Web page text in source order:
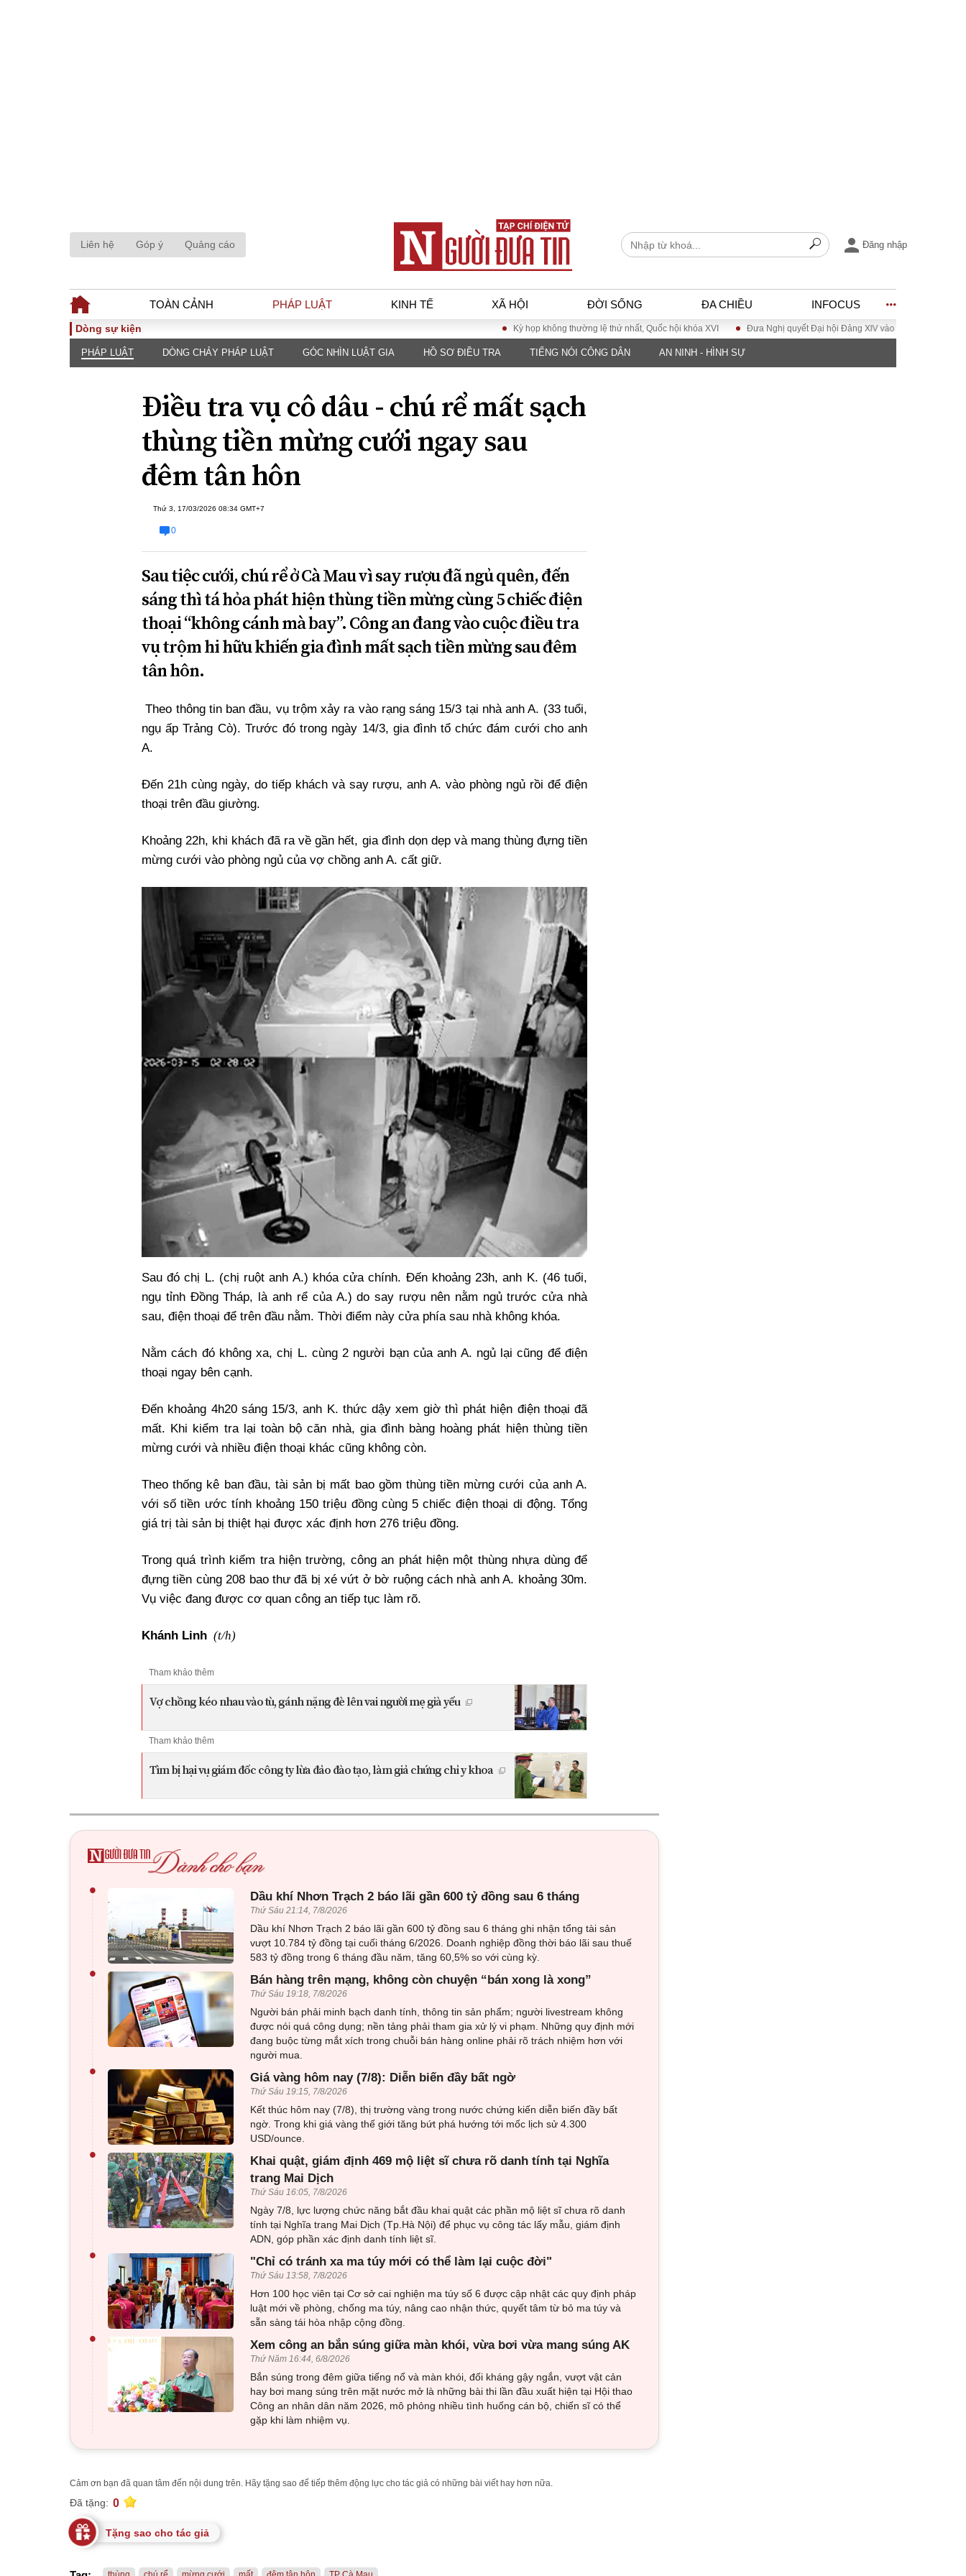
Liên hệ Góp ý Quảng cáo Đăng nhập
TOÀN CẢNH PHÁP LUẬT KINH TẾ XÃ HỘI ĐỜI SỐNG ĐA CHIỀU INFOCUS
TOÀN CẢNH
Chính sách
Đối thoại
Thế giới
PHÁP LUẬT
Góc nhìn luật gia
Hồ sơ điều tra
Tiếng nói công dân
An ninh - Hình sự
KINH TẾ
Tài chính - Ngân
hàng
Kinh tế vĩ mô
Hồ sơ doanh
XÃ HỘI
ĐA CHIỀU
Quan điểm
Xi nhan Trái Phải
Bạn đọc viết
INFOCUS
Dòng sự kiện Kỳ họp không thường lệ thứ nhất, Quốc hội khóa XVI Đưa Nghị quyết Đại hội Đảng XIV vào cuộc sống
PHÁP LUẬT DÒNG CHẢY PHÁP LUẬT GÓC NHÌN LUẬT GIA HỒ SƠ ĐIỀU TRA TIẾNG NÓI CÔNG DÂN AN NINH - HÌNH SỰ
Điều tra vụ cô dâu - chú rể mất sạch
thùng tiền mừng cưới ngay sau
đêm tân hôn
Thứ 3, 17/03/2026 08:34 GMT+7
0
Sau tiệc cưới, chú rể ở Cà Mau vì say rượu đã ngủ quên, đến
sáng thì tá hỏa phát hiện thùng tiền mừng cùng 5 chiếc điện
thoại “không cánh mà bay”. Công an đang vào cuộc điều tra
vụ trộm hi hữu khiến gia đình mất sạch tiền mừng sau đêm
tân hôn.
Theo thông tin ban đầu, vụ trộm xảy ra vào rạng sáng 15/3 tại nhà anh A. (33 tuổi,
ngụ ấp Trảng Cò). Trước đó trong ngày 14/3, gia đình tổ chức đám cưới cho anh
A.
Đến 21h cùng ngày, do tiếp khách và say rượu, anh A. vào phòng ngủ rồi để điện
thoại trên đầu giường.
Khoảng 22h, khi khách đã ra về gần hết, gia đình dọn dẹp và mang thùng đựng tiền
mừng cưới vào phòng ngủ của vợ chồng anh A. cất giữ.
Sau đó chị L. (chị ruột anh A.) khóa cửa chính. Đến khoảng 23h, anh K. (46 tuổi,
ngụ tỉnh Đồng Tháp, là anh rể của A.) do say rượu nên nằm ngủ trước cửa nhà
sau, điện thoại để trên đầu nằm. Thời điểm này cửa phía sau nhà không khóa.
Nằm cách đó không xa, chị L. cùng 2 người bạn của anh A. ngủ lại cũng để điện
thoại ngay bên cạnh.
Đến khoảng 4h20 sáng 15/3, anh K. thức dậy xem giờ thì phát hiện điện thoại đã
mất. Khi kiểm tra lại toàn bộ căn nhà, gia đình bàng hoàng phát hiện thùng tiền
mừng cưới và nhiều điện thoại khác cũng không còn.
Theo thống kê ban đầu, tài sản bị mất bao gồm thùng tiền mừng cưới của anh A.
với số tiền ước tính khoảng 150 triệu đồng cùng 5 chiếc điện thoại di động. Tổng
giá trị tài sản bị thiệt hại được xác định hơn 276 triệu đồng.
Trong quá trình kiểm tra hiện trường, công an phát hiện một thùng nhựa dùng để
đựng tiền cùng 208 bao thư đã bị xé vứt ở bờ ruộng cách nhà anh A. khoảng 30m.
Vụ việc đang được cơ quan công an tiếp tục làm rõ.
Khánh Linh (t/h)
Tham khảo thêm
Vợ chồng kéo nhau vào tù, gánh nặng đè lên vai người mẹ già yếu
Tham khảo thêm
Tìm bị hại vụ giám đốc công ty lừa đảo đào tạo, làm giả chứng chỉ y khoa
• Dầu khí Nhơn Trạch 2 báo lãi gần 600 tỷ đồng sau 6 tháng
Thứ Sáu 21:14, 7/8/2026
Dầu khí Nhơn Trạch 2 báo lãi gần 600 tỷ đồng sau 6 tháng ghi nhận tổng tài sản
vượt 10.784 tỷ đồng tại cuối tháng 6/2026. Doanh nghiệp đồng thời báo lãi sau thuế
583 tỷ đồng trong 6 tháng đầu năm, tăng 60,5% so với cùng kỳ.
• Bán hàng trên mạng, không còn chuyện “bán xong là xong”
Thứ Sáu 19:18, 7/8/2026
Người bán phải minh bạch danh tính, thông tin sản phẩm; người livestream không
được nói quá công dụng; nền tảng phải tham gia xử lý vi phạm. Những quy định mới
đang buộc từng mắt xích trong chuỗi bán hàng online phải rõ trách nhiệm hơn với
người mua.
• Giá vàng hôm nay (7/8): Diễn biến đầy bất ngờ
Thứ Sáu 19:15, 7/8/2026
Kết thúc hôm nay (7/8), thị trường vàng trong nước chứng kiến diễn biến đầy bất
ngờ. Trong khi giá vàng thế giới tăng bứt phá hướng tới mốc lịch sử 4.300
USD/ounce.
•
Khai quật, giám định 469 mộ liệt sĩ chưa rõ danh tính tại Nghĩa
trang Mai Dịch
Thứ Sáu 16:05, 7/8/2026
Ngày 7/8, lực lượng chức năng bắt đầu khai quật các phần mộ liệt sĩ chưa rõ danh
tính tại Nghĩa trang Mai Dịch (Tp.Hà Nội) để phục vụ công tác lấy mẫu, giám định
ADN, góp phần xác định danh tính liệt sĩ.
• "Chỉ có tránh xa ma túy mới có thể làm lại cuộc đời"
Thứ Sáu 13:58, 7/8/2026
Hơn 100 học viên tại Cơ sở cai nghiện ma túy số 6 được cập nhật các quy định pháp
luật mới về phòng, chống ma túy, nâng cao nhận thức, quyết tâm từ bỏ ma túy và
sẵn sàng tái hòa nhập cộng đồng.
• Xem công an bắn súng giữa màn khói, vừa bơi vừa mang súng AK
Thứ Năm 16:44, 6/8/2026
Bắn súng trong đêm giữa tiếng nổ và màn khói, đối kháng gậy ngắn, vượt vật cản
hay bơi mang súng trên mặt nước mở là những bài thi lần đầu xuất hiện tại Hội thao
Công an nhân dân năm 2026, mô phỏng nhiều tình huống cán bộ, chiến sĩ có thể
gặp khi làm nhiệm vụ.
Cảm ơn bạn đã quan tâm đến nội dung trên. Hãy tặng sao để tiếp thêm động lực cho tác giả có những bài viết hay hơn nữa.
Đã tặng: 0
Tặng sao cho tác giả